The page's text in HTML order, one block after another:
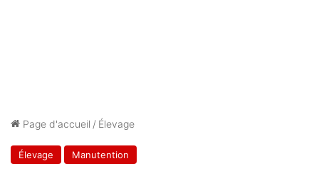
Page d'accueil / Élevage
Élevage Manutention